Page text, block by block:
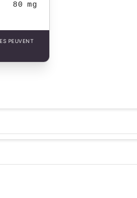
80 mg
PEUVENT